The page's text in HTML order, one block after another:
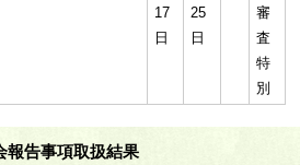
17
日
25
日
審
査
特
別
報告事項取扱結果